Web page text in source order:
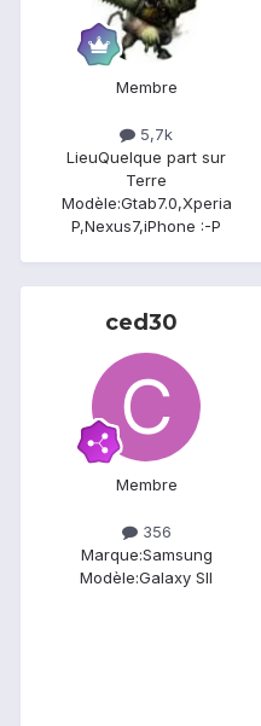
Membre
5,7k
LieuQuelque part sur
Terre
Modèle:Gtab7.0,Xperia
P,Nexus7,iPhone :-P
ced30
Membre
356
Marque:Samsung
Modèle:Galaxy SII